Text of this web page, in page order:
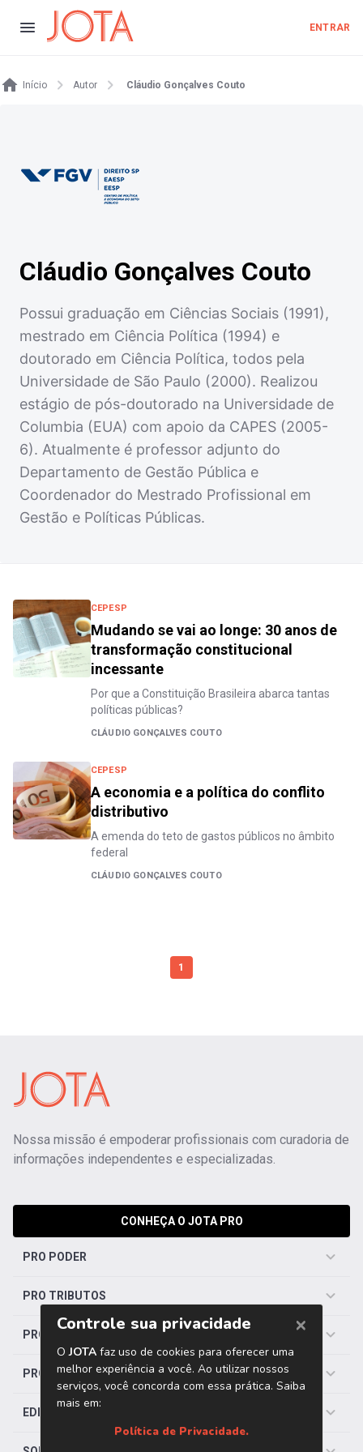
ENTRAR
Início Autor Cláudio Gonçalves Couto
Cláudio Gonçalves Couto
Possui graduação em Ciências Sociais (1991),
mestrado em Ciência Política (1994) e
doutorado em Ciência Política, todos pela
Universidade de São Paulo (2000). Realizou
estágio de pós-doutorado na Universidade de
Columbia (EUA) com apoio da CAPES (2005-
6). Atualmente é professor adjunto do
Departamento de Gestão Pública e
Coordenador do Mestrado Profissional em
Gestão e Políticas Públicas.
CEPESP
Mudando se vai ao longe: 30 anos de
transformação constitucional
incessante
Por que a Constituição Brasileira abarca tantas
políticas públicas?
CLÁUDIO GONÇALVES COUTO
CEPESP
A economia e a política do conflito
distributivo
A emenda do teto de gastos públicos no âmbito
federal
CLÁUDIO GONÇALVES COUTO
1
Nossa missão é empoderar profissionais com curadoria de
informações independentes e especializadas.
CONHEÇA O JOTA PRO
PRO PODER
PRO TRIBUTOS
PRO TRABALHISTA
PRO SAÚDE
EDITORIAS